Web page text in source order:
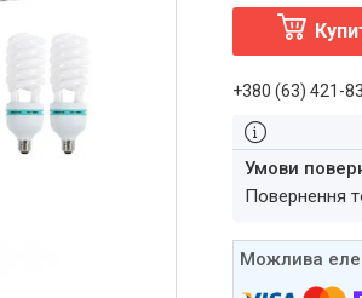
+380 (63) 421-
повернення